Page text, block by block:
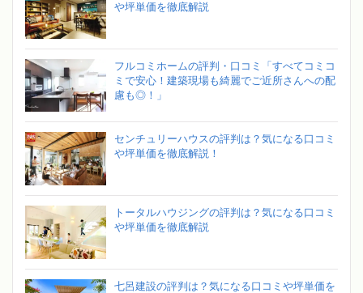
や坪単価を徹底解説
フルコミホームの評判・口コミ「すべてコミコ
ミで安心！建築現場も綺麗でご近所さんへの配
慮も◎！」
センチュリーハウスの評判は？気になる口コミ
や坪単価を徹底解説！
トータルハウジングの評判は？気になる口コミ
や坪単価を徹底解説
七呂建設の評判は？気になる口コミや坪単価を